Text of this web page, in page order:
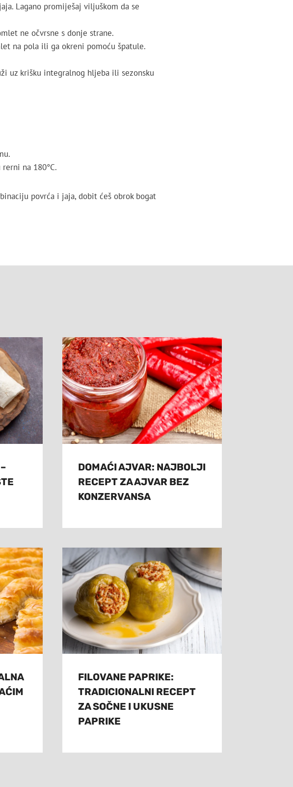
Lagano promiješaj viljuškom da se
ne očvrsne s donje strane.
na pola ili ga okreni pomoću špatule.
uz krišku integralnog hljeba ili sezonsku
na 180°C.
povrća i jaja, dobit ćeš obrok bogat
DOMAĆI AJVAR: NAJBOLJI
RECEPT ZA AJVAR BEZ
KONZERVANSA
FILOVANE PAPRIKE:
TRADICIONALNI RECEPT
ZA SOČNE I UKUSNE
PAPRIKE